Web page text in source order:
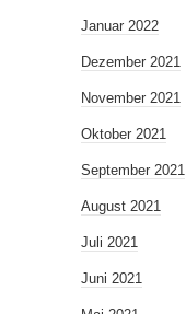
Januar 2022
Dezember 2021
November 2021
Oktober 2021
September 2021
August 2021
Juli 2021
Juni 2021